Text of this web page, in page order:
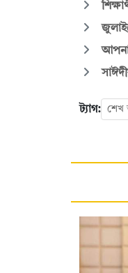
ট্যাগ: শেখ